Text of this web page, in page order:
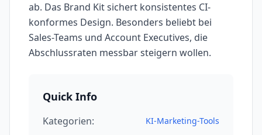
ab. Das Brand Kit sichert konsistentes CI-
konformes Design. Besonders beliebt bei
Sales-Teams und Account Executives, die
Abschlussraten messbar steigern wollen.
Quick Info
Kategorien: KI-Marketing-Tools